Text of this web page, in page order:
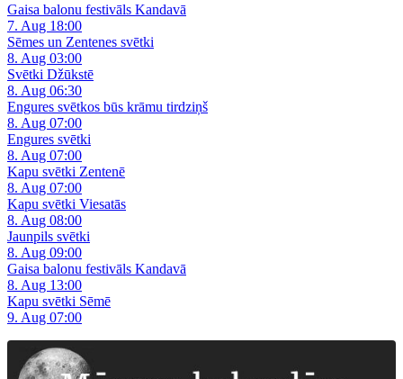
Gaisa balonu festivāls Kandavā
7. Aug 18:00
Sēmes un Zentenes svētki
8. Aug 03:00
Svētki Džūkstē
8. Aug 06:30
Engures svētkos būs krāmu tirdziņš
8. Aug 07:00
Engures svētki
8. Aug 07:00
Kapu svētki Zentenē
8. Aug 07:00
Kapu svētki Viesatās
8. Aug 08:00
Jaunpils svētki
8. Aug 09:00
Gaisa balonu festivāls Kandavā
8. Aug 13:00
Kapu svētki Sēmē
9. Aug 07:00